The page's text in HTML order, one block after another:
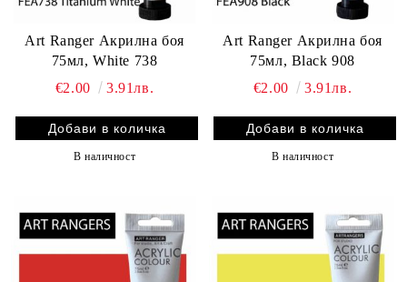
Art Ranger Акрилна боя
75мл, White 738
€2.00
3.91лв.
В наличност
Art Ranger Акрилна боя
75мл, Black 908
€2.00
3.91лв.
В наличност